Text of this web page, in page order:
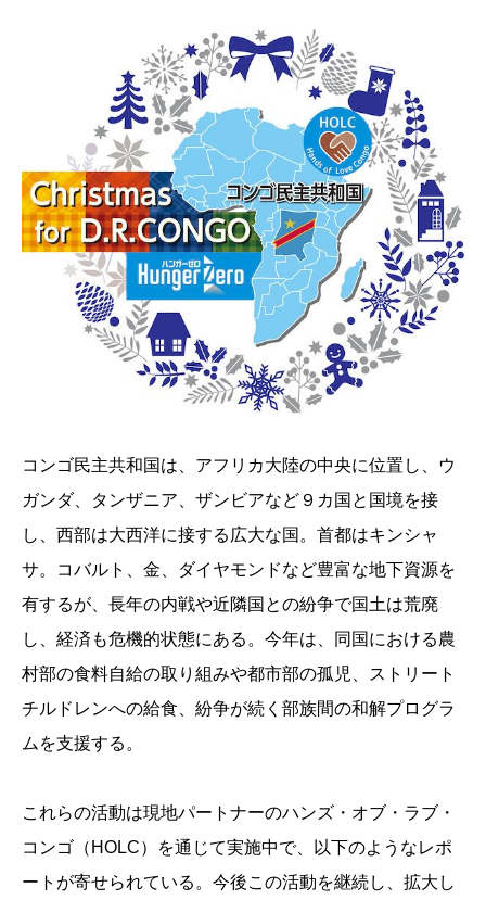
コンゴ民主共和国は、アフリカ大陸の中央に位置し、ウ
ガンダ、タンザニア、ザンビアなど９カ国と国境を接
し、西部は大西洋に接する広大な国。首都はキンシャ
サ。コバルト、金、ダイヤモンドなど豊富な地下資源を
有するが、長年の内戦や近隣国との紛争で国土は荒廃
し、経済も危機的状態にある。今年は、同国における農
村部の食料自給の取り組みや都市部の孤児、ストリート
チルドレンへの給食、紛争が続く部族間の和解プログラ
ムを支援する。
これらの活動は現地パートナーのハンズ・オブ・ラブ・
コンゴ（HOLC）を通じて実施中で、以下のようなレポ
ートが寄せられている。今後この活動を継続し、拡大し